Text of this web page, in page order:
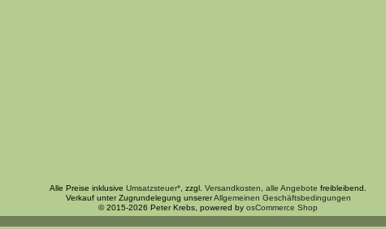
Alle Preise inklusive Umsatzsteuer* , zzgl. Versandkosten alle Angebote freibleibend.
Verkauf unter Zugrundelegung unsererAllgemeinen Geschäftsbedingungen
© 2015-2026 Peter Krebs, powered by osCommerce Shop